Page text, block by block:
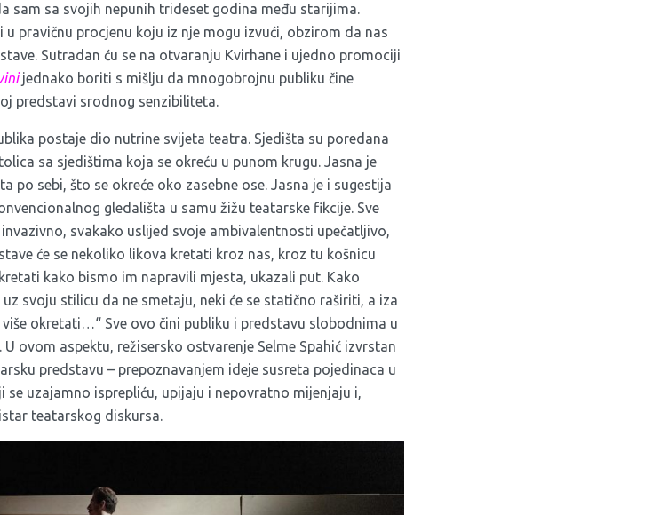
sam sa svojih nepunih trideset godina među starijima.
pravičnu procjenu koju iz nje mogu izvući, obzirom da nas
Sutradan ću se na otvaranju Kvirhane i ujedno promociji
jednako boriti s mišlju da mnogobrojnu publiku čine
predstavi srodnog senzibiliteta.
postaje dio nutrine svijeta teatra. Sjedišta su poredana
sa sjedištima koja se okreću u punom krugu. Jasna je
po sebi, što se okreće oko zasebne ose. Jasna je i sugestija
gledališta u samu žižu teatarske fikcije. Sve
svakako uslijed svoje ambivalentnosti upečatljivo,
će se nekoliko likova kretati kroz nas, kroz tu košnicu
kako bismo im napravili mjesta, ukazali put. Kako
svoju stilicu da ne smetaju, neki će se statično raširiti, a iza
više okretati…“ Sve ovo čini publiku i predstavu slobodnima u
ovom aspektu, režisersko ostvarenje Selme Spahić izvrstan
predstavu – prepoznavanjem ideje susreta pojedinaca u
uzajamno isprepliću, upijaju i nepovratno mijenjaju i,
teatarskog diskursa.